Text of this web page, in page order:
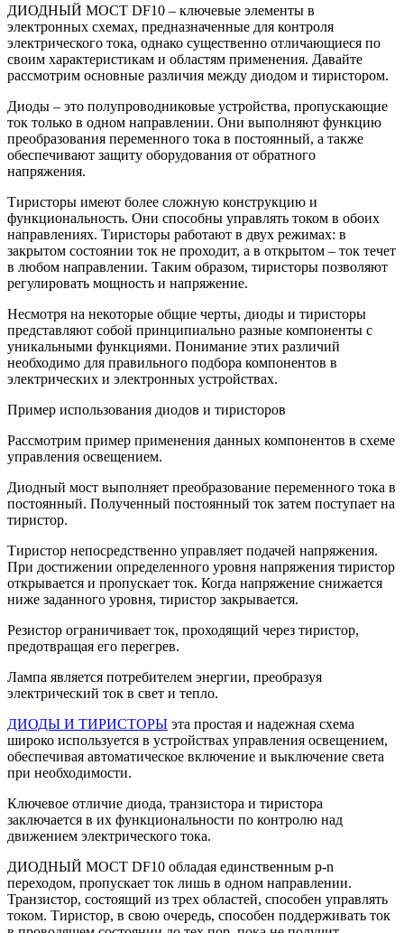
ДИОДНЫЙ МОСТ DF10 – ключевые элементы в
электронных схемах, предназначенные для контроля
электрического тока, однако существенно отличающиеся по
своим характеристикам и областям применения. Давайте
рассмотрим основные различия между диодом и тиристором.
Диоды – это полупроводниковые устройства, пропускающие
ток только в одном направлении. Они выполняют функцию
преобразования переменного тока в постоянный, а также
обеспечивают защиту оборудования от обратного
напряжения.
Тиристоры имеют более сложную конструкцию и
функциональность. Они способны управлять током в обоих
направлениях. Тиристоры работают в двух режимах: в
закрытом состоянии ток не проходит, а в открытом – ток течет
в любом направлении. Таким образом, тиристоры позволяют
регулировать мощность и напряжение.
Несмотря на некоторые общие черты, диоды и тиристоры
представляют собой принципиально разные компоненты с
уникальными функциями. Понимание этих различий
необходимо для правильного подбора компонентов в
электрических и электронных устройствах.
Пример использования диодов и тиристоров
Рассмотрим пример применения данных компонентов в схеме
управления освещением.
Диодный мост выполняет преобразование переменного тока в
постоянный. Полученный постоянный ток затем поступает на
тиристор.
Тиристор непосредственно управляет подачей напряжения.
При достижении определенного уровня напряжения тиристор
открывается и пропускает ток. Когда напряжение снижается
ниже заданного уровня, тиристор закрывается.
Резистор ограничивает ток, проходящий через тиристор,
предотвращая его перегрев.
Лампа является потребителем энергии, преобразуя
электрический ток в свет и тепло.
ДИОДЫ И ТИРИСТОРЫ эта простая и надежная схема
широко используется в устройствах управления освещением,
обеспечивая автоматическое включение и выключение света
при необходимости.
Ключевое отличие диода, транзистора и тиристора
заключается в их функциональности по контролю над
движением электрического тока.
ДИОДНЫЙ МОСТ DF10 обладая единственным p-n
переходом, пропускает ток лишь в одном направлении.
Транзистор, состоящий из трех областей, способен управлять
током. Тиристор, в свою очередь, способен поддерживать ток